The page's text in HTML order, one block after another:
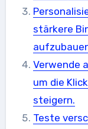
stärkere
Verwende
um die
steigern.
Teste